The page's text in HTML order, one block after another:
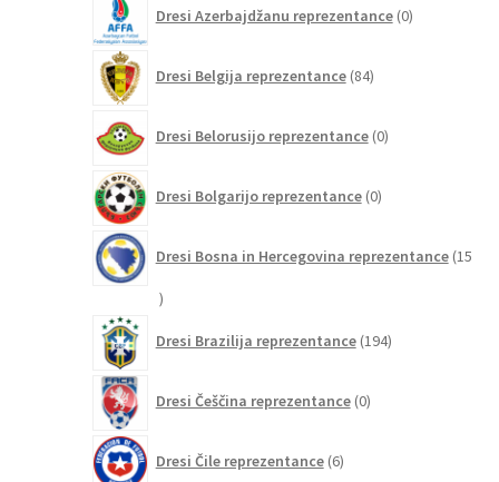
Dresi Azerbajdžanu reprezentance 0izdelkov
Dresi Belgija reprezentance 84izdelkov
Dresi Belorusijo reprezentance 0izdelkov
Dresi Bolgarijo reprezentance 0izdelkov
Dresi Bosna in Hercegovina reprezentance 15
15
Dresi Brazilija reprezentance 194izdelkov
Dresi Češčina reprezentance 0izdelkov
Dresi Čile reprezentance 6izdelkov